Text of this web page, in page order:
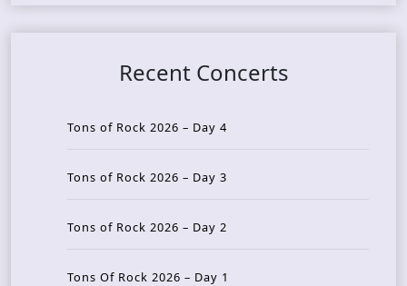
Recent Concerts
Tons of Rock 2026 – Day 4
Tons of Rock 2026 – Day 3
Tons of Rock 2026 – Day 2
Tons Of Rock 2026 – Day 1